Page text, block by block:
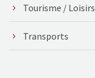
Tourisme / Loisirs
Transports